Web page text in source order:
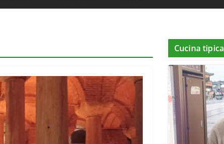
Cucina tipica